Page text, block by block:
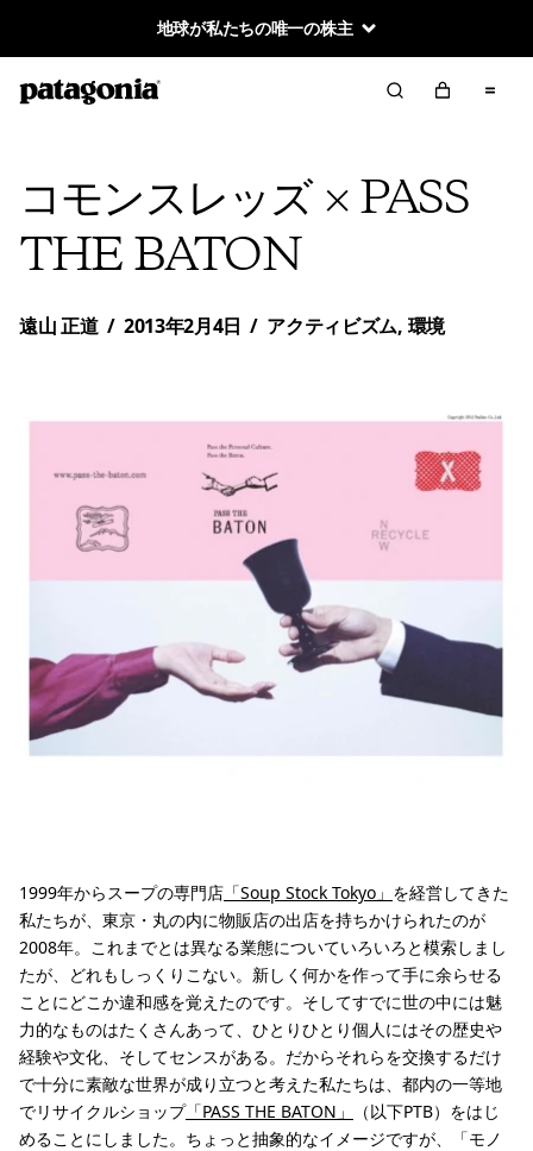
地球が私たちの唯一の株主
コモンスレッズ × PASS
THE BATON
遠山 正道 / 2013年2月4日 / アクティビズム, 環境
1999年からスープの専門店 「Soup Stock Tokyo」 を経営してきた
私たちが、東京・丸の内に物販店の出店を持ちかけられたのが
2008年。これまでとは異なる業態についていろいろと模索しまし
たが、どれもしっくりこない。新しく何かを作って手に余らせる
ことにどこか違和感を覚えたのです。そしてすでに世の中には魅
力的なものはたくさんあって、ひとりひとり個人にはその歴史や
経験や文化、そしてセンスがある。だからそれらを交換するだけ
で十分に素敵な世界が成り立つと考えた私たちは、都内の一等地
でリサイクルショップ「PASS THE BATON」
（以下PTB）をはじ
めることにしました。ちょっと抽象的なイメージですが、「モノ